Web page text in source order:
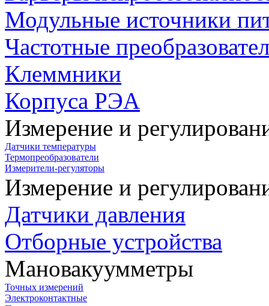
Модульные источники
Частотные
Клеммники
Корпуса РЭА
Измерение и
Датчики температуры
Термопреобразователи
Измерители-регуляторы
Измерение и
Датчики давления
Отборные устройства
Мановакуумметры
Точных измерений
Электроконтактные